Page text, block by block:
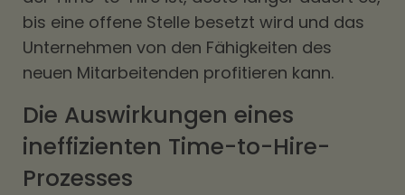
bis eine offene Stelle besetzt wird und das
Unternehmen von den Fähigkeiten des
neuen Mitarbeitenden profitieren kann.
Die Auswirkungen eines
ineffizienten Time-to-Hire-
Prozesses